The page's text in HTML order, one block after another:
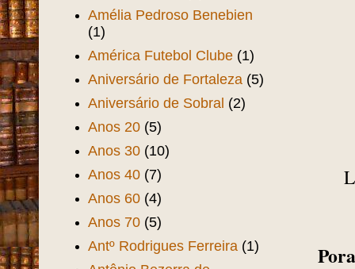
Amélia Pedroso Benebien
(1)
América Futebol Clube (1)
Aniversário de Fortaleza (5)
Aniversário de Sobral (2)
Anos 20 (5)
Anos 30 (10)
Anos 40 (7)
Anos 60 (4)
Anos 70 (5)
Antº Rodrigues Ferreira (1)